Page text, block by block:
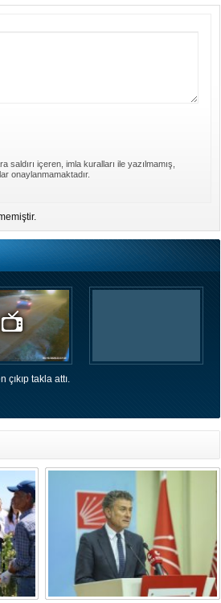
içeren, imla kuralları ile yazılmamış,
onaylanmamaktadır.
çıkıp takla attı.